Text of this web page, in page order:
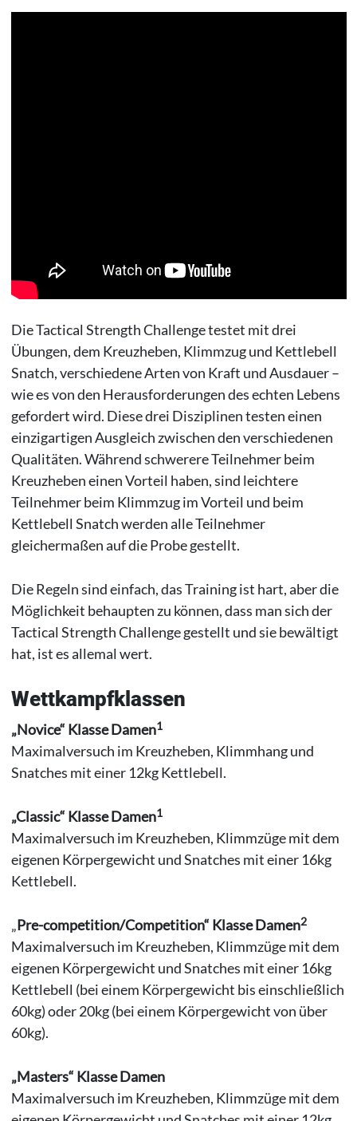
Die Tactical Strength Challenge testet mit drei
Übungen, dem Kreuzheben, Klimmzug und Kettlebell
Snatch, verschiedene Arten von Kraft und Ausdauer –
wie es von den Herausforderungen des echten Lebens
gefordert wird. Diese drei Disziplinen testen einen
einzigartigen Ausgleich zwischen den verschiedenen
Qualitäten. Während schwerere Teilnehmer beim
Kreuzheben einen Vorteil haben, sind leichtere
Teilnehmer beim Klimmzug im Vorteil und beim
Kettlebell Snatch werden alle Teilnehmer
gleichermaßen auf die Probe gestellt.
Die Regeln sind einfach, das Training ist hart, aber die
Möglichkeit behaupten zu können, dass man sich der
Tactical Strength Challenge gestellt und sie bewältigt
hat, ist es allemal wert.
Wettkampfklassen
„Novice“ Klasse Damen1
Maximalversuch im Kreuzheben, Klimmhang und
Snatches mit einer 12kg Kettlebell.
„Classic“ Klasse Damen1
Maximalversuch im Kreuzheben, Klimmzüge mit dem
eigenen Körpergewicht und Snatches mit einer 16kg
Kettlebell.
„Pre-competition/Competition“ Klasse Damen2
Maximalversuch im Kreuzheben, Klimmzüge mit dem
eigenen Körpergewicht und Snatches mit einer 16kg
Kettlebell (bei einem Körpergewicht bis einschließlich
60kg) oder 20kg (bei einem Körpergewicht von über
60kg).
„Masters“ Klasse Damen
Maximalversuch im Kreuzheben, Klimmzüge mit dem